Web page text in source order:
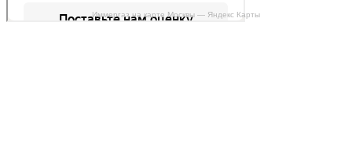
Иммергаз на карте Москвы — Яндекс Карты